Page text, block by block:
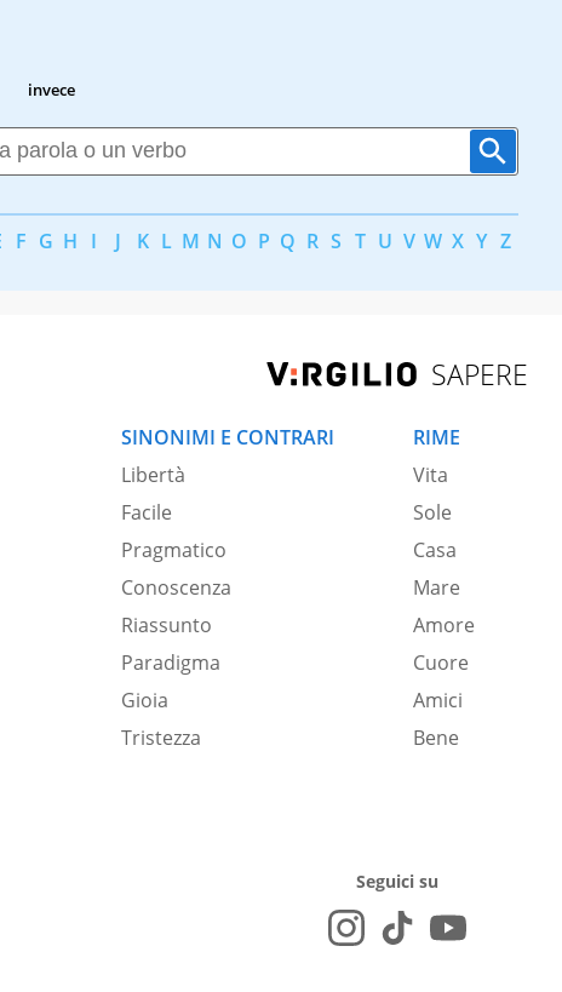
invece
F G H I J K L M N O P Q R S T U V W X Y Z
SAPERE
SINONIMI E CONTRARI
Libertà
Facile
Pragmatico
Conoscenza
Riassunto
Paradigma
Gioia
Tristezza
RIME
Vita
Sole
Casa
Mare
Amore
Cuore
Amici
Bene
Seguici su